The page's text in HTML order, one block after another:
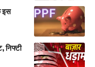
इस
निफ्टी